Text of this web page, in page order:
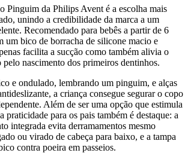
Pinguim da Philips Avent é a escolha mais
unindo a credibilidade da marca a um
Recomendado para bebês a partir de 6
um bico de borracha de silicone macio e
facilita a sucção como também alivia o
pelo nascimento dos primeiros dentinhos.
e ondulado, lembrando um pinguim, e alças
a criança consegue segurar o copo
Além de ser uma opção que estimula
praticidade para os pais também é destaque: a
integrada evita derramamentos mesmo
ou virado de cabeça para baixo, e a tampa
contra poeira em passeios.